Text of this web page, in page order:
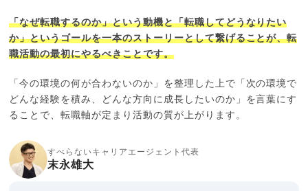
「なぜ転職するのか」という動機と「転職してどうなりたい
か」というゴールを一本のストーリーとして繋げることが、転
職活動の最初にやるべきことです。
「今の環境の何が合わないのか」を整理した上で「次の環境で
どんな経験を積み、どんな方向に成長したいのか」を言葉にす
ることで、転職軸が定まり活動の質が上がります。
すべらないキャリアエージェント代表
末永雄大